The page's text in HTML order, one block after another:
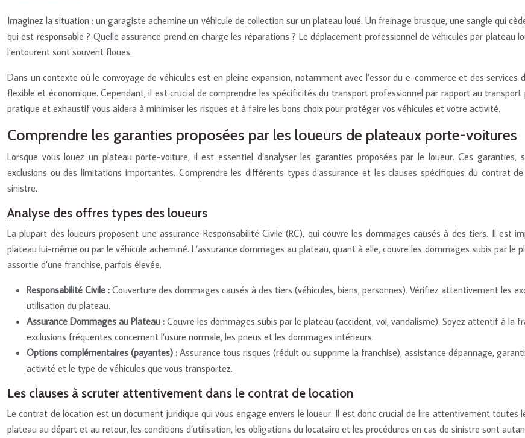
Imaginez la situation : un garagiste achemine un véhicule de collection sur un plateau loué. Un freinage brusque, une sangle qui
qui est responsable ? Quelle assurance prend en charge les réparations ? Le déplacement professionnel de véhicules par
l’entourent sont souvent floues.
Dans un contexte où le convoyage de véhicules est en pleine expansion, notamment avec l’essor du e-commerce et des
flexible et économique. Cependant, il est crucial de comprendre les spécificités du transport professionnel par rapport au
pratique et exhaustif vous aidera à minimiser les risques et à faire les bons choix pour protéger vos véhicules et votre activité.
Comprendre les garanties proposées par les loueurs de plateaux porte-voitures
Lorsque vous louez un plateau porte-voiture, il est essentiel d’analyser les garanties proposées par le loueur. Ces
exclusions ou des limitations importantes. Comprendre les différents types d’assurance et les clauses spécifiques du contrat
sinistre.
Analyse des offres types des loueurs
La plupart des loueurs proposent une assurance Responsabilité Civile (RC), qui couvre les dommages causés à des tiers. Il est
plateau lui-même ou par le véhicule acheminé. L’assurance dommages au plateau, quant à elle, couvre les dommages subis par le
assortie d’une franchise, parfois élevée.
Responsabilité Civile : Couverture des dommages causés à des tiers (véhicules, biens, personnes). Vérifiez attentivement les
utilisation du plateau.
Assurance Dommages au Plateau : Couvre les dommages subis par le plateau (accident, vol, vandalisme). Soyez attentif à la
exclusions fréquentes concernent l’usure normale, les pneus et les dommages intérieurs.
Options complémentaires (payantes) : Assurance tous risques (réduit ou supprime la franchise), assistance dépannage,
activité et le type de véhicules que vous transportez.
Les clauses à scruter attentivement dans le contrat de location
Le contrat de location est un document juridique qui vous engage envers le loueur. Il est donc crucial de lire attentivement toutes
plateau au départ et au retour, les conditions d’utilisation, les obligations du locataire et les procédures en cas de sinistre sont